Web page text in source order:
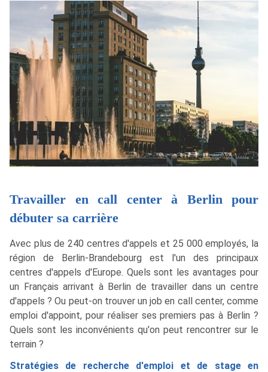
Travailler en call center à Berlin pour
débuter sa carrière
Avec plus de 240 centres d'appels et 25 000 employés, la
région de Berlin-Brandebourg est l'un des principaux
centres d'appels d'Europe. Quels sont les avantages pour
un Français arrivant à Berlin de travailler dans un centre
d'appels ? Ou peut-on trouver un job en call center, comme
emploi d'appoint, pour réaliser ses premiers pas à Berlin ?
Quels sont les inconvénients qu'on peut rencontrer sur le
terrain ?
Stratégies de recherche d'emploi et de stage en